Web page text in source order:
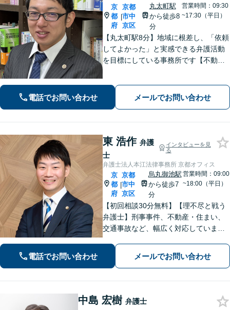
京
都
府
|
京都
市中
京区
丸太町駅
から徒歩8
分
営業時間：09:30
~17:30（平日）
【丸太町駅8分】地域に根差し、「依頼
してよかった」と実感できる弁護活動
を目標にしている事務所です【不動
続・遺言】相談者さまに寄り添い、円
滑な相続を目指します
電話でお問い合わせ メールでお問い合わせ
東 浩作 弁護
士
インタビューを見
る
弁護士法人本江法律事務所 京都オフィス
京
都
府
|
京都
市中
京区
烏丸御池駅
から徒歩7
分
営業時間：09:00
~18:00（平日）
【初回相談30分無料】【理不尽と戦う
弁護士】刑事事件、不動産・住まい、
交通事故など、幅広く対応していま
い、最善の結果を目指します。お困り
の場合は、お気軽に弁護士にご相談く
電話でお問い合わせ メールでお問い合わせ
中島 宏樹 弁護士